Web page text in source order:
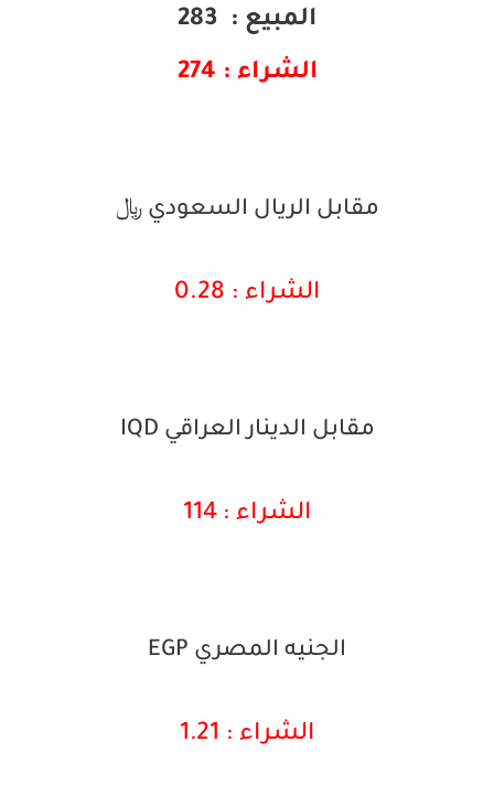
المبيع : 283
الشراء : 274
مقابل الريال السعودي ﷼
الشراء : 0.28
مقابل الدينار العراقي IQD
الشراء : 114
الجنيه المصري EGP
الشراء : 1.21